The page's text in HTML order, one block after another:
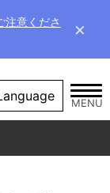
注意くださ
×
MENU